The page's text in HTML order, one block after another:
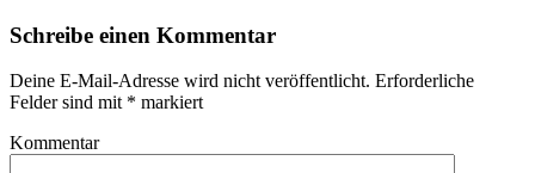
Schreibe einen Kommentar
Deine E-Mail-Adresse wird nicht veröffentlicht. Erforderliche
Felder sind mit * markiert
Kommentar